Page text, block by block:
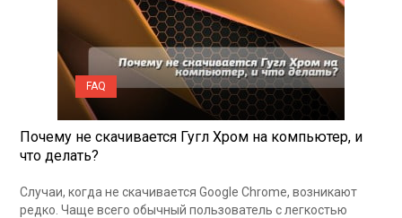
FAQ
Почему не скачивается Гугл Хром на компьютер, и
что делать?
Случаи, когда не скачивается Google Chrome, возникают
редко. Чаще всего обычный пользователь с легкостью